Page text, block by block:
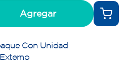
Agregar
Con Unidad